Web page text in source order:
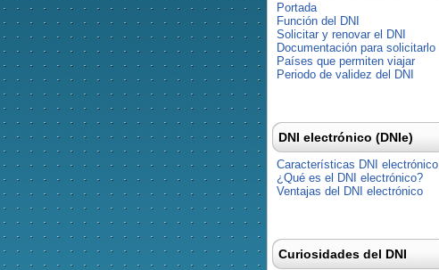
Portada
Función del DNI
Solicitar y renovar el DNI
Documentación para solicitarlo
Países que permiten viajar
Periodo de validez del DNI
DNI electrónico (DNIe)
Características DNI electrónico
¿Qué es el DNI electrónico?
Ventajas del DNI electrónico
Curiosidades del DNI